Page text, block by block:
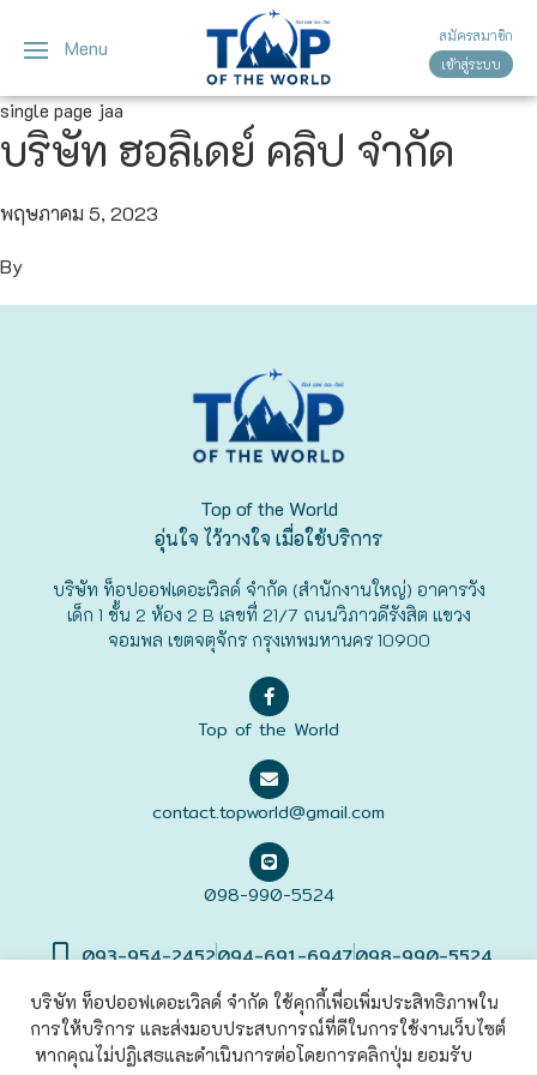
Menu
สมัครสมาชิก
เข้าสู่ระบบ
single page jaa
บริษัท ฮอลิเดย์ คลิป จำกัด
พฤษภาคม 5, 2023
By
Top of the World
อุ่นใจ ไว้วางใจ เมื่อใช้บริการ
บริษัท ท็อปออฟเดอะเวิลด์ จำกัด (สำนักงานใหญ่) อาคารวัง
เด็ก 1 ชั้น 2 ห้อง 2 B เลขที่ 21/7 ถนนวิภาวดีรังสิต แขวง
จอมพล เขตจตุจักร กรุงเทพมหานคร 10900
Top of the World
contact.topworld@gmail.com
098-990-5524
093-954-2452094-691-6947098-990-5524
©2022 Top of The World Co., Ltd. All rights Reserved. | เข้าสู่
บริษัท ท็อปออฟเดอะเวิลด์ จำกัด ใช้คุกกี้เพื่อเพิ่มประสิทธิภาพใน
การให้บริการ และส่งมอบประสบการณ์ที่ดีในการใช้งานเว็บไซต์
หากคุณไม่ปฏิเสธและดำเนินการต่อโดยการคลิกปุ่ม ยอมรับ
ญี่ปุ่นทัวร์ญี่ปุ่น
โตเกียว
โอซาก้า
ฟุกุโอะกะ
ฟูระโนะ
เวียดนาม
ทัวร์เวียดนาม